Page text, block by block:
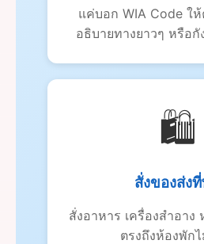
แค่บอก WIA Code ใ
อธิบายทางยาวๆ หรือกั
🛍️
สั่งของส่ง
สั่งอาหาร เครื่องสำอาง
ตรงถึงห้องพัก